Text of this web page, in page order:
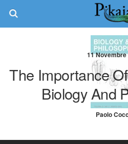
11 Novembre
The Importance
Biology And
Paolo